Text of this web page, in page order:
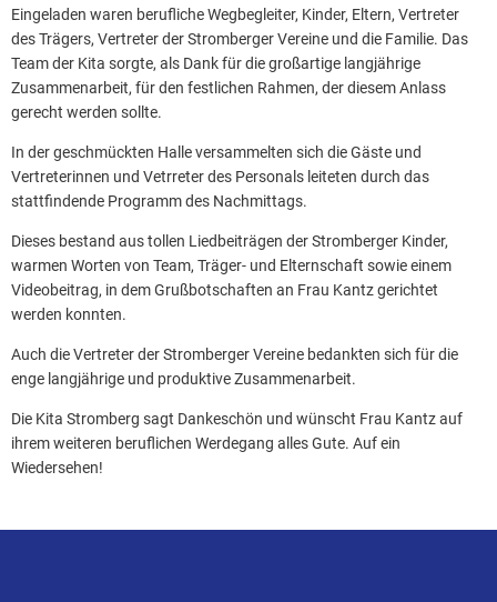
Eingeladen waren berufliche Wegbegleiter, Kinder, Eltern, Vertreter
des Trägers, Vertreter der Stromberger Vereine und die Familie. Das
Team der Kita sorgte, als Dank für die großartige langjährige
Zusammenarbeit, für den festlichen Rahmen, der diesem Anlass
gerecht werden sollte.
In der geschmückten Halle versammelten sich die Gäste und
Vertreterinnen und Vetrreter des Personals leiteten durch das
stattfindende Programm des Nachmittags.
Dieses bestand aus tollen Liedbeiträgen der Stromberger Kinder,
warmen Worten von Team, Träger- und Elternschaft sowie einem
Videobeitrag, in dem Grußbotschaften an Frau Kantz gerichtet
werden konnten.
Auch die Vertreter der Stromberger Vereine bedankten sich für die
enge langjährige und produktive Zusammenarbeit.
Die Kita Stromberg sagt Dankeschön und wünscht Frau Kantz auf
ihrem weiteren beruflichen Werdegang alles Gute. Auf ein
Wiedersehen!